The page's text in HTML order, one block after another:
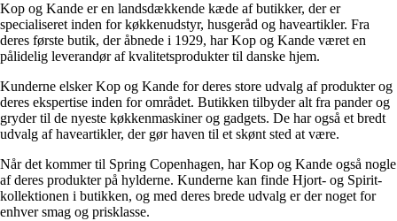
Kop og Kande er en landsdækkende kæde af butikker, der er
specialiseret inden for køkkenudstyr, husgeråd og haveartikler. Fra
deres første butik, der åbnede i 1929, har Kop og Kande været en
pålidelig leverandør af kvalitetsprodukter til danske hjem.
Kunderne elsker Kop og Kande for deres store udvalg af produkter og
deres ekspertise inden for området. Butikken tilbyder alt fra pander og
gryder til de nyeste køkkenmaskiner og gadgets. De har også et bredt
udvalg af haveartikler, der gør haven til et skønt sted at være.
Når det kommer til Spring Copenhagen, har Kop og Kande også nogle
af deres produkter på hylderne. Kunderne kan finde Hjort- og Spirit-
kollektionen i butikken, og med deres brede udvalg er der noget for
enhver smag og prisklasse.